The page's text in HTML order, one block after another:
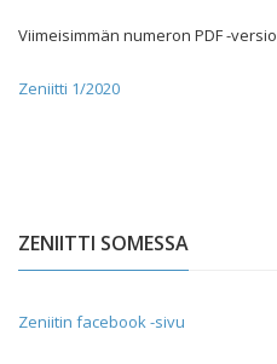
Viimeisimmän numeron PDF -versio
Zeniitti 1/2020
ZENIITTI SOMESSA
Zeniitin facebook -sivu